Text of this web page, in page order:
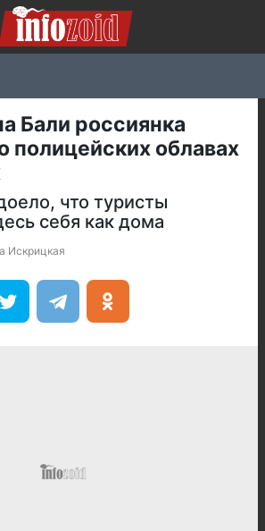
Бали россиянка
полицейских облавах
что туристы
себя как дома
Искрицкая